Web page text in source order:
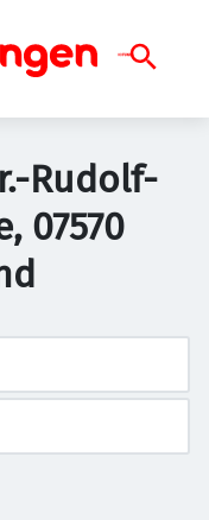
Rudolf-
07570